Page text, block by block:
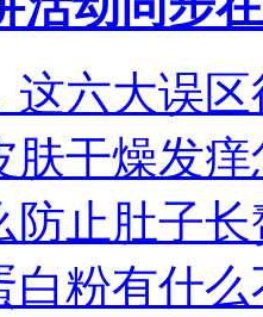
这六大误
肤干燥发痒
防止肚子
白粉有什么